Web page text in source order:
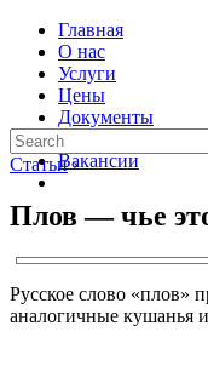
Главная
О нас
Услуги
Цены
Документы
Контакты
Вакансии
Статьи ›
Плов — чье
Русское слово «плов»
аналогичные кушанья